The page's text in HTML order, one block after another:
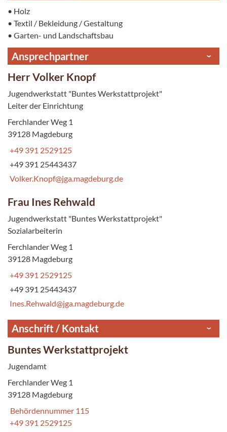
• Holz
• Textil / Bekleidung / Gestaltung
• Garten- und Landschaftsbau
Ansprechpartner
Herr Volker Knopf
Jugendwerkstatt "Buntes Werkstattprojekt"
Leiter der Einrichtung
Ferchlander Weg 1
39128 Magdeburg
+49 391 2529125
+49 391 25443437
Volker.Knopf@jga.magdeburg.de
Frau Ines Rehwald
Jugendwerkstatt "Buntes Werkstattprojekt"
Sozialarbeiterin
Ferchlander Weg 1
39128 Magdeburg
+49 391 2529125
+49 391 25443437
Ines.Rehwald@jga.magdeburg.de
Anschrift / Kontakt
Buntes Werkstattprojekt
Jugendamt
Ferchlander Weg 1
39128 Magdeburg
Behördennummer 115
+49 391 2529125